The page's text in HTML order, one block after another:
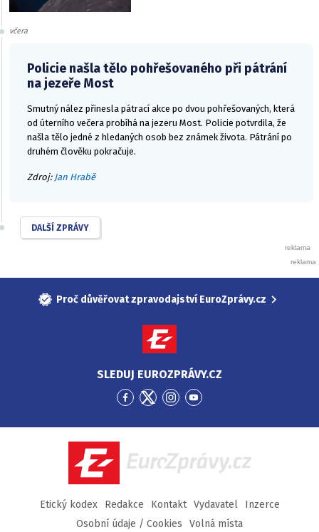
včera
Policie našla tělo pohřešovaného při pátrání
na jezeře Most
Smutný nález přinesla pátrací akce po dvou pohřešovaných, která
od úterního večera probíhá na jezeru Most. Policie potvrdila, že
našla tělo jedné z hledaných osob bez známek života. Pátrání po
druhém člověku pokračuje.
Zdroj: Jan Hrabě
DALŠÍ ZPRÁVY
Proč důvěřovat zpravodajství EuroZprávy.cz
SLEDUJ EUROZPRÁVY.CZ
Přejít
Facebook
Přejít
Twitter
Přejít
Instagram
Přejít
YouTube
EuroZprávy.cz
Etický kodex Redakce Kontakt Vydavatel
Inzerce
Osobní údaje / Cookies
Volná místa